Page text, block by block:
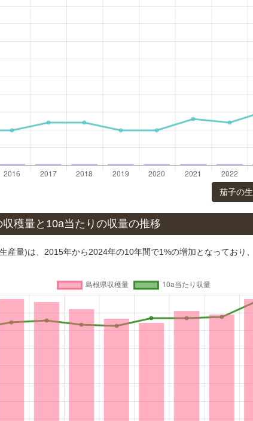
茄子の
穫量と10a当たりの収量の推移
産量)は、2015年から2024年の10年間で1%の増加となっており